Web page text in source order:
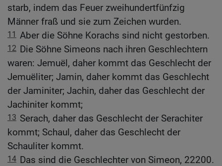
starb, indem das Feuer zweihundertfünfzig
Männer fraß und sie zum Zeichen wurden.
11 Aber die Söhne Korachs sind nicht gestorben.
12 Die Söhne Simeons nach ihren Geschlechtern
waren: Jemuël, daher kommt das Geschlecht der
Jemuëliter; Jamin, daher kommt das Geschlecht
der Jaminiter; Jachin, daher das Geschlecht der
Jachiniter kommt;
13 Serach, daher das Geschlecht der Serachiter
kommt; Schaul, daher das Geschlecht der
Schauliter kommt.
14 Das sind die Geschlechter von Simeon, 22200.